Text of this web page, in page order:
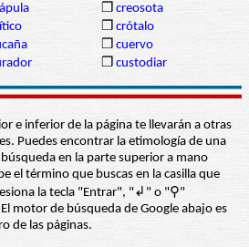
❒ creosota
❒ crótalo
❒ cuervo
❒ custodiar
e inferior de la página te llevarán a otras
Puedes encontrar la etimología de una
en la parte superior a mano
el término que buscas en la casilla que
la tecla "Entrar", "↲" o "⚲"
motor de búsqueda de Google abajo es
de las páginas.